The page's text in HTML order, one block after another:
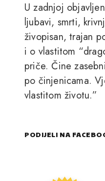
U zadnjoj
ljubavi, smrti,
živopisan, trajan
i o vlastitom
priče. Čine
po činjenicama.
vlastitom životu.”
PODIJELI NA